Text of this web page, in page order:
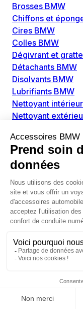
Brosses BMW
Chiffons et
Cires BMW
Colles BMW
Dégivrant et
Détachants BMW
Disolvants BMW
Lubrifiants BMW
Nettoyant
Nettoyant
Alimentation
Boitier papillon
Faisceau de
Injecteur BMW
Pompe à
Pompe diesel
Allumage /
Bobines
Boitier de
Bougie de
Amortisseurs
Amortisseur de